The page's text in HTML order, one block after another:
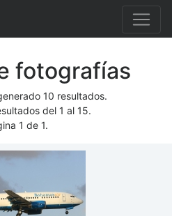
fotografías
10 resultados.
del 1 al 15.
1 de 1.